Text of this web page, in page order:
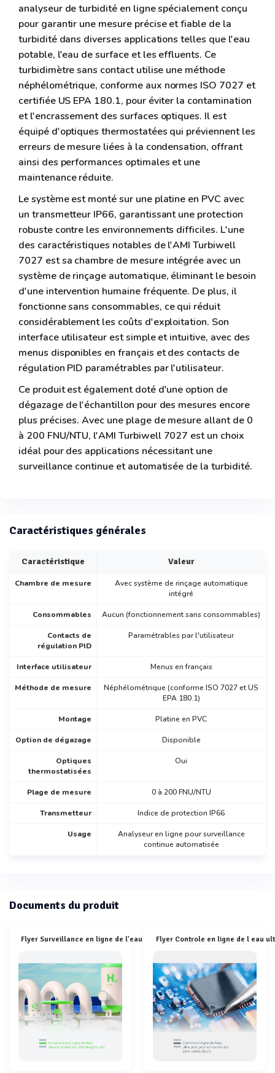
analyseur de turbidité en ligne spécialement conçu
pour garantir une mesure précise et fiable de la
turbidité dans diverses applications telles que l'eau
potable, l'eau de surface et les effluents. Ce
turbidimètre sans contact utilise une méthode
néphélométrique, conforme aux normes ISO 7027 et
certifiée US EPA 180.1, pour éviter la contamination
et l'encrassement des surfaces optiques. Il est
équipé d'optiques thermostatées qui préviennent les
erreurs de mesure liées à la condensation, offrant
ainsi des performances optimales et une
maintenance réduite.
Le système est monté sur une platine en PVC avec
un transmetteur IP66, garantissant une protection
robuste contre les environnements difficiles. L'une
des caractéristiques notables de l'AMI Turbiwell
7027 est sa chambre de mesure intégrée avec un
système de rinçage automatique, éliminant le besoin
d'une intervention humaine fréquente. De plus, il
fonctionne sans consommables, ce qui réduit
considérablement les coûts d'exploitation. Son
interface utilisateur est simple et intuitive, avec des
menus disponibles en français et des contacts de
régulation PID paramétrables par l'utilisateur.
Ce produit est également doté d'une option de
dégazage de l'échantillon pour des mesures encore
plus précises. Avec une plage de mesure allant de 0
à 200 FNU/NTU, l'AMI Turbiwell 7027 est un choix
idéal pour des applications nécessitant une
surveillance continue et automatisée de la turbidité.
Caractéristiques générales
Caractéristique Valeur
Chambre de mesure
Avec système de rinçage automatique
intégré
Consommables Aucun (fonctionnement sans consommables)
Contacts de
régulation PID
Paramétrables par l'utilisateur
Interface utilisateur Menus en français
Méthode de mesure
Néphélométrique (conforme ISO 7027 et US
EPA 180.1)
Montage Platine en PVC
Option de dégazage Disponible
Optiques
thermostatisées
Oui
Plage de mesure 0 à 200 FNU/NTU
Transmetteur Indice de protection IP66
Usage
Analyseur en ligne pour surveillance
continue automatisée
Documents du produit
Flyer Surveillance en ligne de l'eau dans la production d'Hydrogène